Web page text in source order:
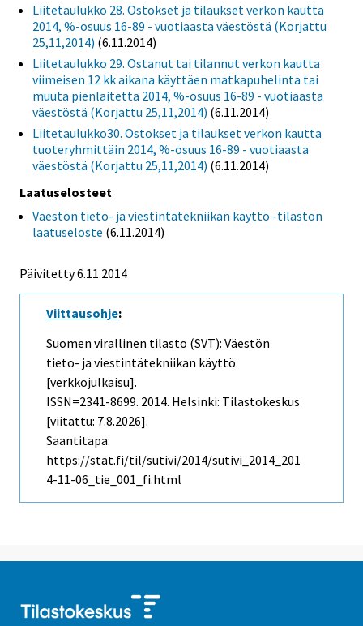
Liitetaulukko 28. Ostokset ja tilaukset verkon kautta
2014, %-osuus 16-89 - vuotiaasta väestöstä (Korjattu
25,11,2014) (6.11.2014)
Liitetaulukko 29. Ostanut tai tilannut verkon kautta
viimeisen 12 kk aikana käyttäen matkapuhelinta tai
muuta pienlaitetta 2014, %-osuus 16-89 - vuotiaasta
väestöstä (Korjattu 25,11,2014) (6.11.2014)
Liitetaulukko30. Ostokset ja tilaukset verkon kautta
tuoteryhmittäin 2014, %-osuus 16-89 - vuotiaasta
väestöstä (Korjattu 25,11,2014) (6.11.2014)
Laatuselosteet
Väestön tieto- ja viestintätekniikan käyttö -tilaston
laatuseloste (6.11.2014)
Päivitetty 6.11.2014
Viittausohje:
Suomen virallinen tilasto (SVT): Väestön
tieto- ja viestintätekniikan käyttö
[verkkojulkaisu].
ISSN=2341-8699. 2014. Helsinki: Tilastokeskus
[viitattu: 7.8.2026].
Saantitapa:
https://stat.fi/til/sutivi/2014/sutivi_2014_201
4-11-06_tie_001_fi.html